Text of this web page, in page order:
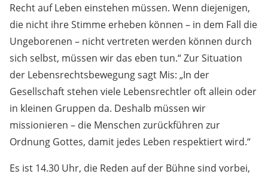
Recht auf Leben einstehen müssen. Wenn diejenigen,
die nicht ihre Stimme erheben können – in dem Fall die
Ungeborenen – nicht vertreten werden können durch
sich selbst, müssen wir das eben tun.“ Zur Situation
der Lebensrechtsbewegung sagt Mis: „In der
Gesellschaft stehen viele Lebensrechtler oft allein oder
in kleinen Gruppen da. Deshalb müssen wir
missionieren – die Menschen zurückführen zur
Ordnung Gottes, damit jedes Leben respektiert wird.“
Es ist 14.30 Uhr, die Reden auf der Bühne sind vorbei,